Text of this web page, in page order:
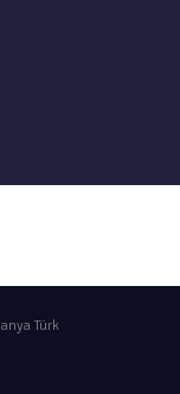
Türk